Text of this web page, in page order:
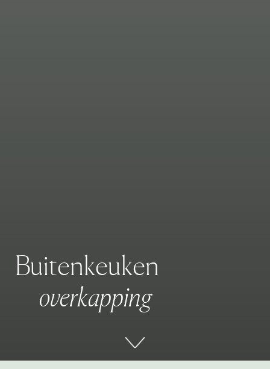
Buitenkeuken
overkapping